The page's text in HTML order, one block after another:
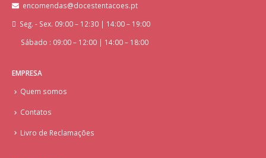
encomendas@docestentacoes.pt
Seg. - Sex. 09:00 – 12:30 | 14:00 – 19:00
Sábado : 09:00 – 12:00 | 14:00 – 18:00
EMPRESA
Quem somos
Contatos
Livro de Reclamações